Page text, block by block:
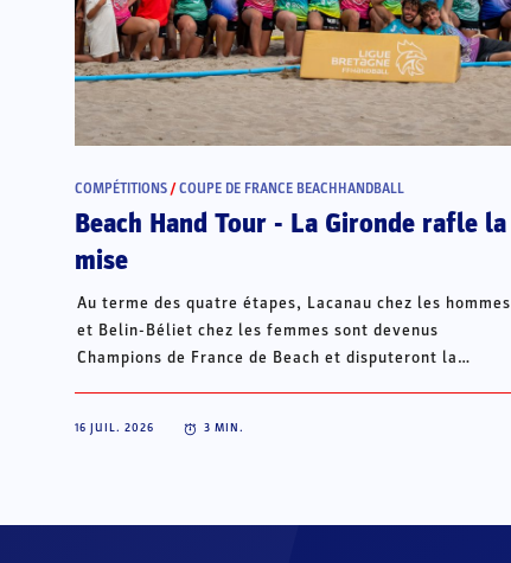
COMPÉTITIONS /COUPE DE FRANCE BEACHHANDBALL
Beach Hand Tour - La Gironde rafle la
mise
Au terme des quatre étapes, Lacanau chez les hommes
et Belin-Béliet chez les femmes sont devenus
Champions de France de Beach et disputeront la
16 JUIL. 2026 3 MIN.